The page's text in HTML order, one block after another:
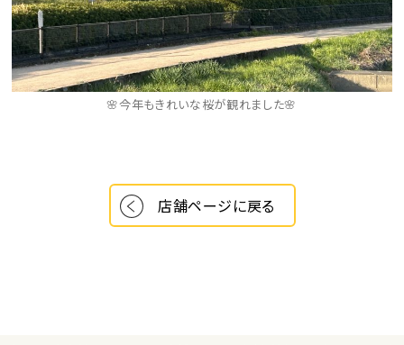
🌸今年もきれいな桜が観れました🌸
店舗ページに戻る